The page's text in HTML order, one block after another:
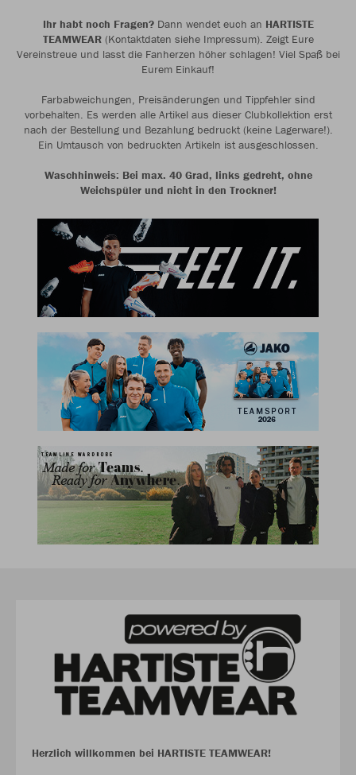
Ihr habt noch Fragen?Dann wendet euch an HARTISTE
TEAMWEAR(Kontaktdaten siehe Impressum). Zeigt Eure
Vereinstreue und lasst die Fanherzen höher schlagen! Viel Spaß bei
Eurem Einkauf!
Farbabweichungen, Preisänderungen und Tippfehler sind
vorbehalten. Es werden alle Artikel aus dieser Clubkollektion erst
nach der Bestellung und Bezahlung bedruckt (keine Lagerware!).
Ein Umtausch von bedruckten Artikeln ist ausgeschlossen.
Waschhinweis: Bei max. 40 Grad, links gedreht, ohne
Weichspüler und nicht in den Trockner!
Herzlich willkommen bei HARTISTE TEAMWEAR!